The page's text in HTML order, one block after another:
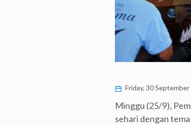
Friday, 30
Minggu (25/9),
sehari dengan